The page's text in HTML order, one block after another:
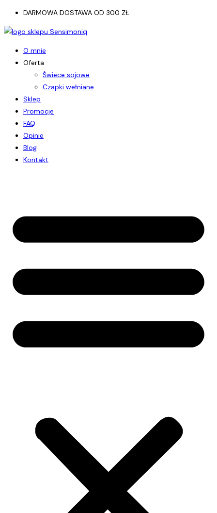
Koniec
treści
DARMOWA DOSTAWA OD 300 ZŁ
O mnie
Oferta
Świece sojowe
Czapki wełniane
Sklep
Promocje
FAQ
Opinie
Blog
Kontakt